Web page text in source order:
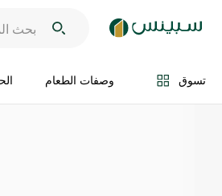
تسوق وصفات الطعام
اضف الى السلة